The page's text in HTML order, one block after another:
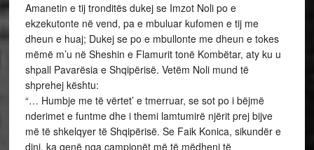
Amanetin e tij tronditës dukej se Imzot Noli po e
ekzekutonte në vend, pa e mbuluar kufomen e tij me
dheun e huaj; Dukej se po e mbullonte me dheun e tokes
mëmë m’u në Sheshin e Flamurit tonë Kombëtar, aty ku u
shpall Pavarësia e Shqipërisë. Vetëm Noli mund të
shprehej kështu:
“… Humbje me të vërtet’ e tmerruar, se sot po i bëjmë
nderimet e funtme dhe i themi lamtumirë njërit prej bijve
më të shkelqyer të Shqipërisë. Se Faik Konica, sikundër e
dini, ka qenë nga çampionët më të mëdhenj të